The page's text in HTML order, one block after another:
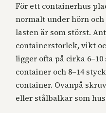
För ett containerhus
normalt under hörn
lasten är som störst.
containerstorlek, vikt
ligger ofta på cirka
container och 8–14
container. Ovanpå
eller stålbalkar som